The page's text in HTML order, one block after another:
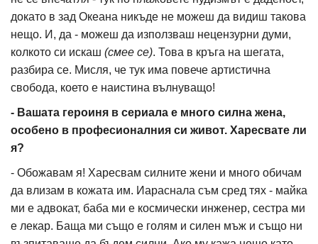
докато в зад Океана никъде не можеш да видиш такова
нещо. И, да - можеш да използваш нецензурни думи,
колкото си искаш (смее се). Това в кръга на шегата,
разбира се. Мисля, че тук има повече артистична
свобода, което е наистина вълнуващо!
- Вашата героиня в сериала е много силна жена,
особено в професионалния си живот. Харесвате ли
я?
- Обожавам я! Харесвам силните жени и много обичам
да влизам в кожата им. Иараснала съм сред тях - майка
ми е адвокат, баба ми е космически инженер, сестра ми
е лекар. Баща ми също е голям и силен мъж и също ни